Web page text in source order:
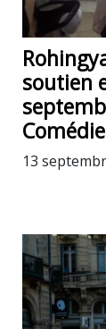
soutien
Comédie
13